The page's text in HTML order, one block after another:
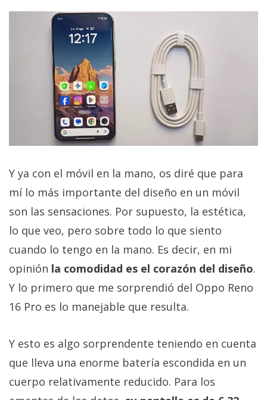
Y ya con el móvil en la mano, os diré que para
mí lo más importante del diseño en un móvil
son las sensaciones. Por supuesto, la estética,
lo que veo, pero sobre todo lo que siento
cuando lo tengo en la mano. Es decir, en mi
opinión la comodidad es el corazón del diseño.
Y lo primero que me sorprendió del Oppo Reno
16 Pro es lo manejable que resulta.
Y esto es algo sorprendente teniendo en cuenta
que lleva una enorme batería escondida en un
cuerpo relativamente reducido. Para los